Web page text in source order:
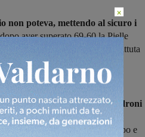
non poteva, mettendo al sicuro i
dopo aver superato 69-60 la Pielle
per la Polisportiva Galli, battuta
mercoledì contro l'Abc
poi l’allungo dei padroni
la doppia cifra di vantaggio
avvio, Canigiani ricuce lo strappo e
×